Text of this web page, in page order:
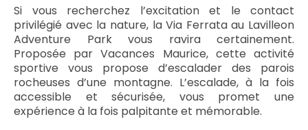
Si vous recherchez l’excitation et le contact
privilégié avec la nature, la Via Ferrata au Lavilleon
Adventure Park vous ravira certainement.
Proposée par Vacances Maurice, cette activité
sportive vous propose d’escalader des parois
rocheuses d’une montagne. L’escalade, à la fois
accessible et sécurisée, vous promet une
expérience à la fois palpitante et mémorable.